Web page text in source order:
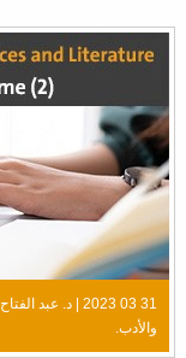
31 03 2023 | د. عبد
والأدب.